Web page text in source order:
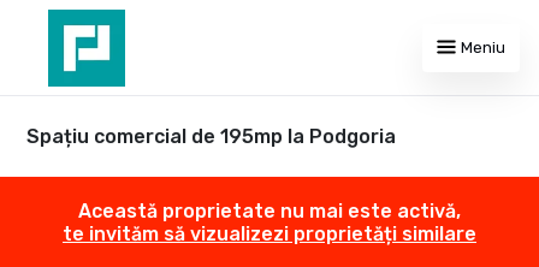
Meniu
Spațiu comercial de 195mp la Podgoria
Această proprietate nu mai este activă,
te invităm să vizualizezi proprietăți similare